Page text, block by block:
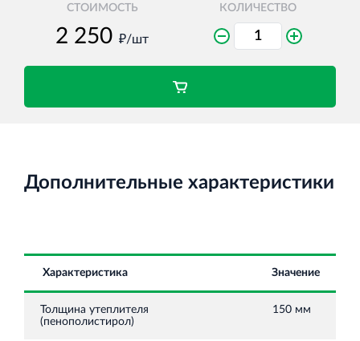
Кингисепп
Кингисеппе
Современный торговый комплекс в центре города
СТОИМОСТЬ
₽/шт
КОЛИЧЕСТВО
Дополнительные характеристики
Характеристика Значение
Толщина утеплителя
(пенополистирол)
150 мм